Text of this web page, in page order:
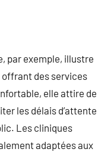
par exemple, illustre
des services
elle attire de
les délais d’attente
Les cliniques
adaptées aux